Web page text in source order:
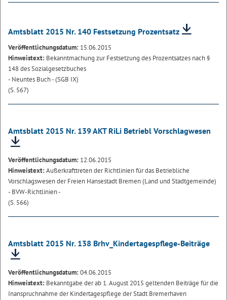
Amtsblatt 2015 Nr. 140 Festsetzung Prozentsatz
Veröffentlichungsdatum: 15.06.2015
Hinweistext: Bekanntmachung zur Festsetzung des Prozentsatzes nach §
148 des Sozialgesetzbuches
- Neuntes Buch - (SGB IX)
(S. 567)
Amtsblatt 2015 Nr. 139 AKT RiLi Betriebl Vorschlagwesen
Veröffentlichungsdatum: 12.06.2015
Hinweistext:Außerkrafttreten der Richtlinien für das Betriebliche
Vorschlagswesen der Freien Hansestadt Bremen (Land und Stadtgemeinde)
- BVW-Richtlinien -
(S. 566)
Amtsblatt 2015 Nr. 138 Brhv_Kindertagespflege-Beiträge
Veröffentlichungsdatum:04.06.2015
Hinweistext: Bekanntgabe der ab 1. August 2015 geltenden Beiträge für die
Inanspruchnahme der Kindertagespflege der Stadt Bremerhaven